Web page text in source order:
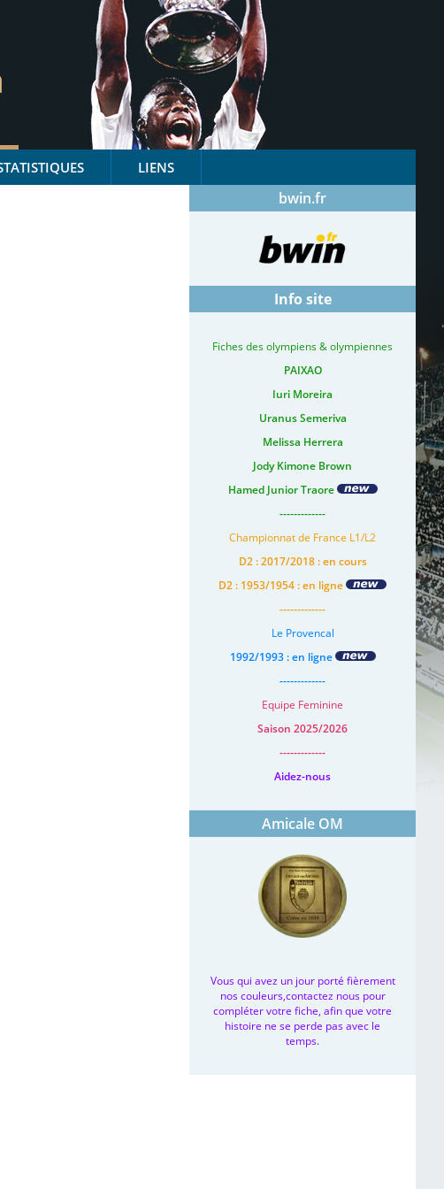
LIENS
bwin.fr
Info site
Fiches des olympiens & olympiennes
PAIXAO
Iuri Moreira
Uranus Semeriva
Melissa Herrera
Jody Kimone Brown
Hamed Junior Traore
-------------
Championnat de France L1/L2
D2 : 2017/2018 : en cours
D2 : 1953/1954 : en ligne
-------------
Le Provencal
1992/1993 : en ligne
-------------
Equipe Feminine
Saison 2025/2026
-------------
Aidez-nous
Amicale OM
Vous qui avez un jour porté fièrement
nos couleurs,contactez nous pour
compléter votre fiche, afin que votre
histoire ne se perde pas avec le
temps.